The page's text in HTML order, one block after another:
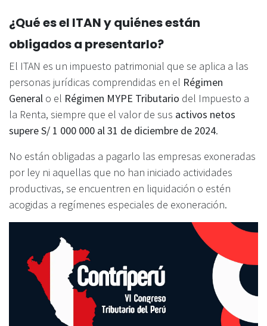
¿Qué es el ITAN y quiénes están
obligados a presentarlo?
El ITAN es un impuesto patrimonial que se aplica a las
personas jurídicas comprendidas en el Régimen
General o el Régimen MYPE Tributario del Impuesto a
la Renta, siempre que el valor de sus activos netos
supere S/ 1 000 000 al 31 de diciembre de 2024.
No están obligadas a pagarlo las empresas exoneradas
por ley ni aquellas que no han iniciado actividades
productivas, se encuentren en liquidación o estén
acogidas a regímenes especiales de exoneración.